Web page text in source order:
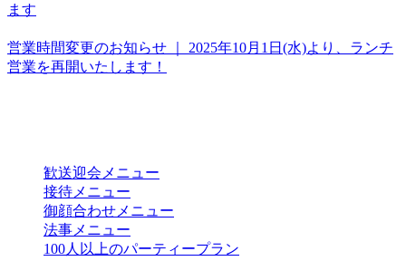
ます
営業時間変更のお知らせ ｜ 2025年10月1日(水)より、ランチ
営業を再開いたします！
歓送迎会メニュー
接待メニュー
御顔合わせメニュー
法事メニュー
100人以上のパーティープラン